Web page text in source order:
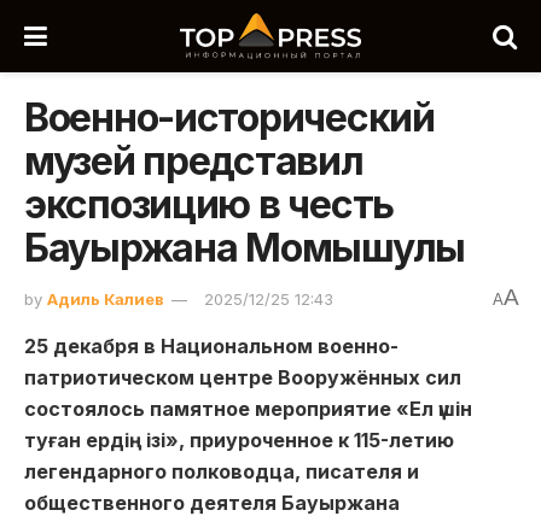
Военно-исторический
музей представил
экспозицию в честь
Бауыржана Момышулы
by Адиль Калиев 2025/12/25 12:43 AA
25 декабря в Национальном военно-
патриотическом центре Вооружённых сил
состоялось памятное мероприятие «Ел үшін
туған ердің ізі», приуроченное к 115-летию
легендарного полководца, писателя и
общественного деятеля Бауыржана